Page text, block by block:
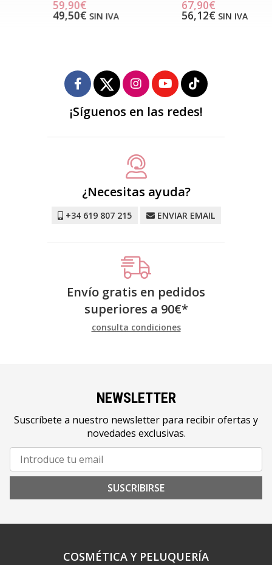
SIN IVA SIN IVA
¡Síguenos en las redes!
¿Necesitas ayuda?
+34 619 807 215 ENVIAR EMAIL
Envío gratis en pedidos
superiores a 90€*
consulta condiciones
NEWSLETTER
Suscríbete a nuestro newsletter para recibir ofertas y
novedades exclusivas.
SUSCRIBIRSE
COSMÉTICA Y PELUQUERÍA